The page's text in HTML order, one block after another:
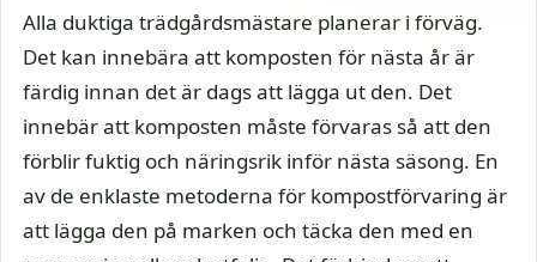
Alla duktiga trädgårdsmästare planerar i förväg.
Det kan innebära att komposten för nästa år är
färdig innan det är dags att lägga ut den. Det
innebär att komposten måste förvaras så att den
förblir fuktig och näringsrik inför nästa säsong. En
av de enklaste metoderna för kompostförvaring är
att lägga den på marken och täcka den med en